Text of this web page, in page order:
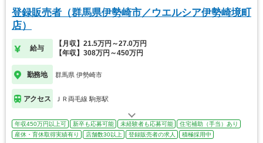
登録販売者（群馬県伊勢崎市／ウエルシア伊勢崎境町
店）
給与
【月収】21.5万円～27.0万円
【年収】308万円～450万円
勤務地 群馬県 伊勢崎市
アクセス ＪＲ両毛線 駒形駅
年収450万円以上可 新卒も応募可能 未経験者も応募可能
住宅補助（手当）あり
産休・育休取得実績有り
店舗数30以上 登録販売者の求人 積極採用中